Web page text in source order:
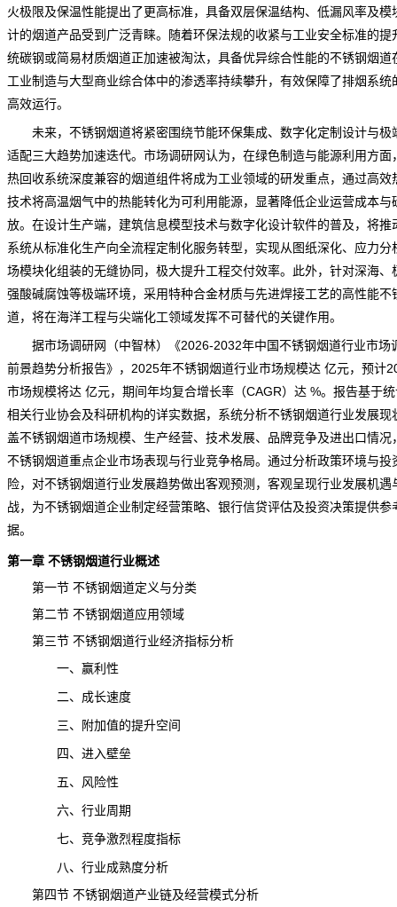
火极限及保温性能提出了更高标准，具备双层保温结构、低漏风率及模
计的烟道产品受到广泛青睐。随着环保法规的收紧与工业安全标准的提
统碳钢或简易材质烟道正加速被淘汰，具备优异综合性能的不锈钢烟道
工业制造与大型商业综合体中的渗透率持续攀升，有效保障了排烟系统
高效运行。
未来，不锈钢烟道将紧密围绕节能环保集成、数字化定制设计与极
适配三大趋势加速迭代。 市场调研网认为，在绿色制造与能源利用方面
热回收系统深度兼容的烟道组件将成为工业领域的研发重点，通过高效
技术将高温烟气中的热能转化为可利用能源，显著降低企业运营成本与
放。在设计生产端，建筑信息模型技术与数字化设计软件的普及，将推
系统从标准化生产向全流程定制化服务转型，实现从图纸深化、应力分
场模块化组装的无缝协同，极大提升工程交付效率。此外，针对深海、
强酸碱腐蚀等极端环境，采用特种合金材质与先进焊接工艺的高性能不
道，将在海洋工程与尖端化工领域发挥不可替代的关键作用。
据市场调研网（中智林）《2026-2032年中国不锈钢烟道行业市场
前景趋势分析报告》，2025年不锈钢烟道行业市场规模达 亿元，预计
市场规模将达 亿元，期间年均复合增长率（CAGR）达 %。报告基于
相关行业协会及科研机构的详实数据，系统分析不锈钢烟道行业发展现
盖不锈钢烟道市场规模、生产经营、技术发展、品牌竞争及进出口情况
不锈钢烟道重点企业市场表现与行业竞争格局。通过分析政策环境与投
险，对不锈钢烟道行业发展趋势做出客观预测，客观呈现行业发展机遇
战，为不锈钢烟道企业制定经营策略、银行信贷评估及投资决策提供参
据。
第一章 不锈钢烟道行业概述
第一节 不锈钢烟道定义与分类
第二节 不锈钢烟道应用领域
第三节 不锈钢烟道行业经济指标分析
一、赢利性
二、成长速度
三、附加值的提升空间
四、进入壁垒
五、风险性
六、行业周期
七、竞争激烈程度指标
八、行业成熟度分析
第四节 不锈钢烟道产业链及经营模式分析